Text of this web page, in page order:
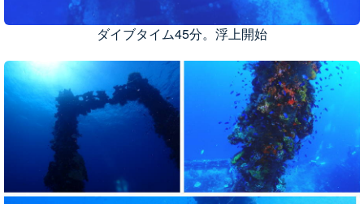
ダイブタイム45分。浮上開始